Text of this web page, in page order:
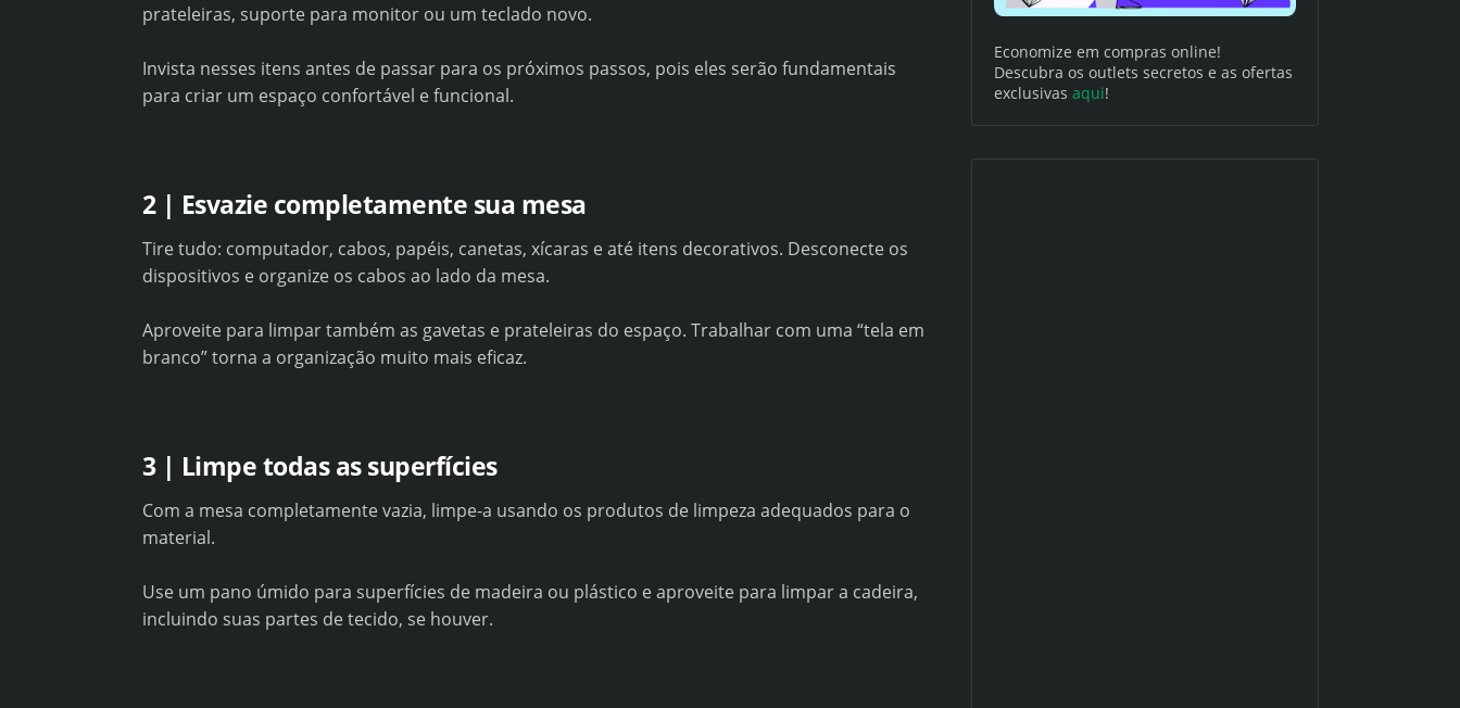
prateleiras, suporte para monitor ou um teclado novo.
Invista nesses itens antes de passar para os próximos passos, pois eles serão fundamentais
para criar um espaço confortável e funcional.
2 | Esvazie completamente sua mesa
Tire tudo: computador, cabos, papéis, canetas, xícaras e até itens decorativos. Desconecte os
dispositivos e organize os cabos ao lado da mesa.
Aproveite para limpar também as gavetas e prateleiras do espaço. Trabalhar com uma “tela em
branco” torna a organização muito mais eficaz.
3 | Limpe todas as superfícies
Com a mesa completamente vazia, limpe-a usando os produtos de limpeza adequados para o
material.
Use um pano úmido para superfícies de madeira ou plástico e aproveite para limpar a cadeira,
incluindo suas partes de tecido, se houver.
Economize em compras online!
Descubra os outlets secretos e as ofertas
exclusivas aqui!